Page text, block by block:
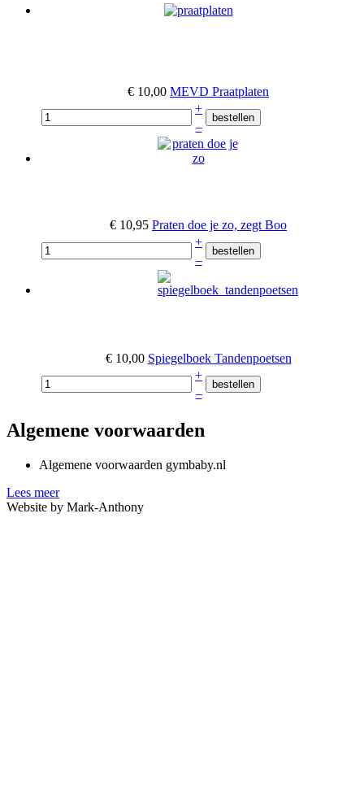
€ 10,00 MEVD Praatplaten
+
–
€ 10,95 Praten doe je zo, zegt Boo
+
–
€ 10,00 Spiegelboek Tandenpoetsen
+
–
Algemene voorwaarden
Algemene voorwaarden gymbaby.nl
Lees meer
Website by Mark-Anthony